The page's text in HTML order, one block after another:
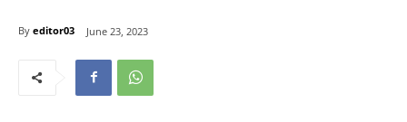
By editor03 June 23, 2023